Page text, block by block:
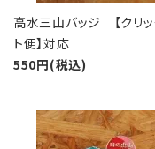
高水三山バッジ 【クリッ
ト便】対応
550円(税込)